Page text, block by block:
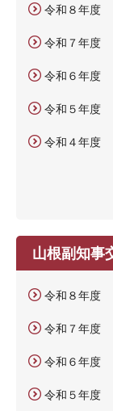
令和８年度
令和７年度
令和６年度
令和５年度
令和４年度
山根副知事
令和８年度
令和７年度
令和６年度
令和５年度